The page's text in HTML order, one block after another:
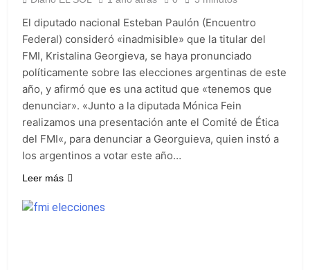
El diputado nacional Esteban Paulón (Encuentro
Federal) consideró «inadmisible» que la titular del
FMI, Kristalina Georgieva, se haya pronunciado
políticamente sobre las elecciones argentinas de este
año, y afirmó que es una actitud que «tenemos que
denunciar». «Junto a la diputada Mónica Fein
realizamos una presentación ante el Comité de Ética
del FMI«, para denunciar a Georguieva, quien instó a
los argentinos a votar este año…
Leer más